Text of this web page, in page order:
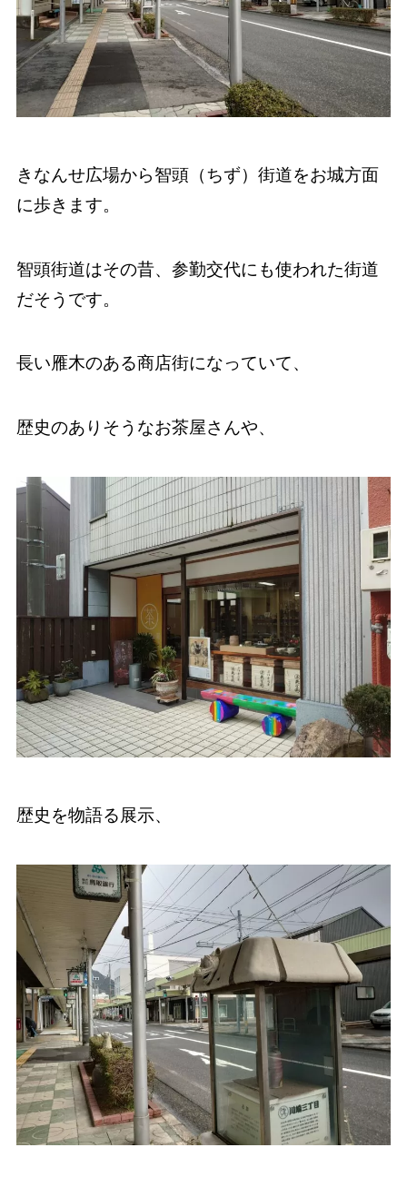
きなんせ広場から智頭（ちず）街道をお城方面
に歩きます。
智頭街道はその昔、参勤交代にも使われた街道
だそうです。
長い雁木のある商店街になっていて、
歴史のありそうなお茶屋さんや、
歴史を物語る展示、